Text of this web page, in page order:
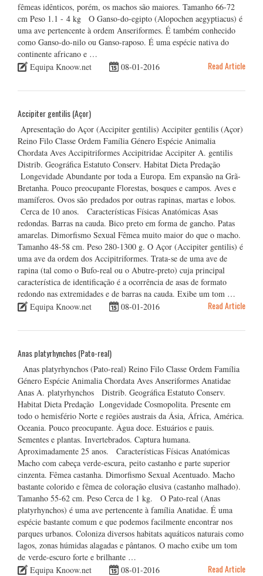
fêmeas idênticos, porém, os machos são maiores. Tamanho 66-72
cm Peso 1.1 - 4 kg O Ganso-do-egipto (Alopochen aegyptiacus) é
uma ave pertencente à ordem Anseriformes. É também conhecido
como Ganso-do-nilo ou Ganso-raposo. É uma espécie nativa do
continente africano e …
Equipa Knoow.net
08-01-2016 Read Article
Accipiter gentilis (Açor)
Apresentação do Açor (Accipiter gentilis) Accipiter gentilis (Açor)
Reino Filo Classe Ordem Família Género Espécie Animalia
Chordata Aves Accipitriformes Accipitridae Accipiter A. gentilis
Distrib. Geográfica Estatuto Conserv. Habitat Dieta Predação
Longevidade Abundante por toda a Europa. Em expansão na Grã-
Bretanha. Pouco preocupante Florestas, bosques e campos. Aves e
mamíferos. Ovos são predados por outras rapinas, martas e lobos.
Cerca de 10 anos. Características Físicas Anatómicas Asas
redondas. Barras na cauda. Bico preto em forma de gancho. Patas
amarelas. Dimorfismo Sexual Fêmea muito maior do que o macho.
Tamanho 48-58 cm. Peso 280-1300 g. O Açor (Accipiter gentilis) é
uma ave da ordem dos Accipitriformes. Trata-se de uma ave de
rapina (tal como o Bufo-real ou o Abutre-preto) cuja principal
característica de identificação é a ocorrência de asas de formato
redondo nas extremidades e de barras na cauda. Exibe um tom …
Equipa Knoow.net
08-01-2016 Read Article
Anas platyrhynchos (Pato-real)
Anas platyrhynchos (Pato-real) Reino Filo Classe Ordem Família
Género Espécie Animalia Chordata Aves Anseriformes Anatidae
Anas A. platyrhynchos Distrib. Geográfica Estatuto Conserv.
Habitat Dieta Predação Longevidade Cosmopolita. Presente em
todo o hemisfério Norte e regiões austrais da Ásia, África, América.
Oceania. Pouco preocupante. Água doce. Estuários e pauis.
Sementes e plantas. Invertebrados. Captura humana.
Aproximadamente 25 anos. Características Físicas Anatómicas
Macho com cabeça verde-escura, peito castanho e parte superior
cinzenta. Fêmea castanha. Dimorfismo Sexual Acentuado. Macho
bastante colorido e fêmea de coloração elusiva (castanho malhado).
Tamanho 55-62 cm. Peso Cerca de 1 kg. O Pato-real (Anas
platyrhynchos) é uma ave pertencente à família Anatidae. É uma
espécie bastante comum e que podemos facilmente encontrar nos
parques urbanos. Coloniza diversos habitats aquáticos naturais como
lagos, zonas húmidas alagadas e pântanos. O macho exibe um tom
de verde-escuro forte e brilhante …
Equipa Knoow.net
08-01-2016 Read Article